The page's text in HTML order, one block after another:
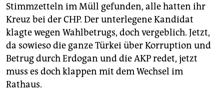
Stimmzetteln im Müll gefunden, alle hatten ihr
Kreuz bei der CHP. Der unterlegene Kandidat
klagte wegen Wahlbetrugs, doch vergeblich. Jetzt,
da sowieso die ganze Türkei über Korruption und
Betrug durch Erdogan und die AKP redet, jetzt
muss es doch klappen mit dem Wechsel im
Rathaus.